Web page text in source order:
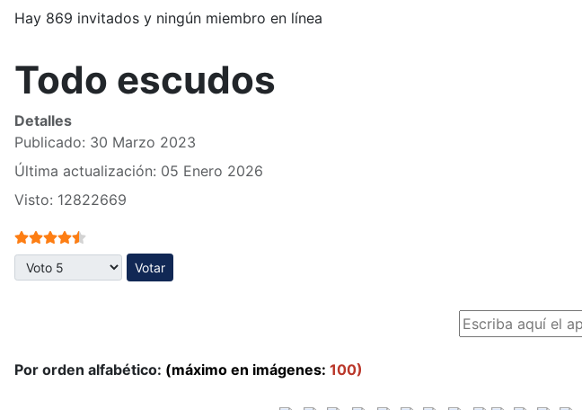
Hay 869 invitados y ningún miembro en línea
Todo escudos
Detalles
Publicado: 30 Marzo 2023
Última actualización: 05 Enero 2026
Visto: 12822669
Ratio:4.5/
Por favor, vote
Por orden alfabético: (máximo en imágenes: 100)